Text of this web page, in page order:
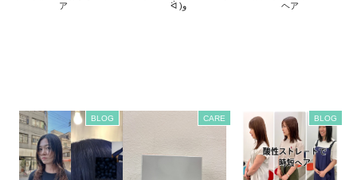
ア
ᐛ )و
ヘア
BLOG CARE BLOG